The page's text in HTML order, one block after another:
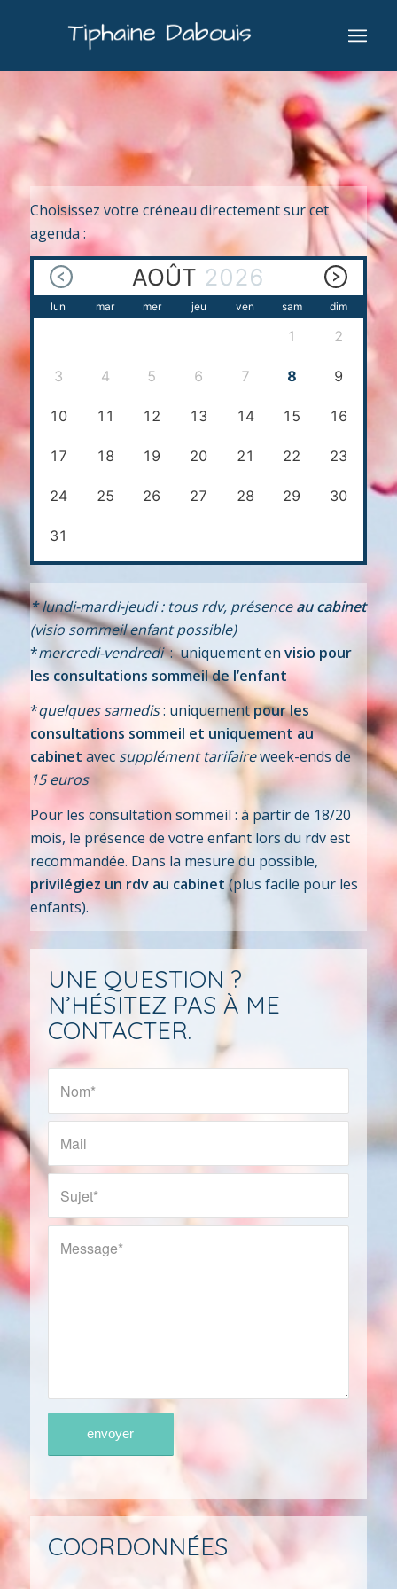
Choisissez votre créneau directement sur cet
agenda :
AOÛT 2026
lun mar mer jeu ven sam dim
1 2
3 4 5 6 7 8 9
10 11 12 13 14 15 16
17 18 19 20 21 22 23
24 25 26 27 28 29 30
31
*lundi-mardi-jeudi : tous rdv, présenceau cabinet
(visio sommeil enfant possible)
*mercredi-vendredi: uniquement en visio pour
les consultations sommeil de l’enfant
*quelques samedis: uniquementpour les
consultations sommeil et uniquement au
cabinet avec supplément tarifaireweek-ends de
15 euros
Pour les consultation sommeil : à partir de 18/20
mois, le présence de votre enfant lors du rdv est
recommandée. Dans la mesure du possible,
privilégiez un rdv au cabinet(plus facile pour les
enfants).
UNE QUESTION ?
N’HÉSITEZ PAS À ME
CONTACTER.
COORDONNÉES